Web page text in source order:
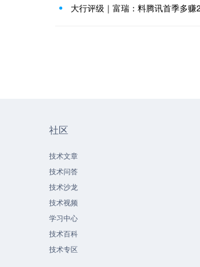
大行评级｜富瑞：料腾讯首季多
社区
技术文章
技术问答
技术沙龙
技术视频
学习中心
技术百科
技术专区